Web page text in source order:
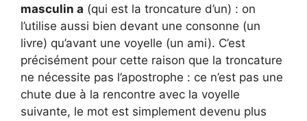
masculin a (qui est la troncature d’un) : on
l’utilise aussi bien devant une consonne (un
livre) qu’avant une voyelle (un ami). C’est
précisément pour cette raison que la troncature
ne nécessite pas l’apostrophe : ce n’est pas une
chute due à la rencontre avec la voyelle
suivante, le mot est simplement devenu plus